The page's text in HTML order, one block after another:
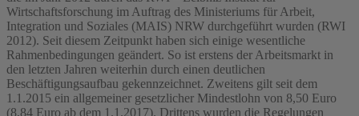
Wirtschaftsforschung im Auftrag des Ministeriums für Arbeit,
Integration und Soziales (MAIS) NRW durchgeführt wurden (RWI
2012). Seit diesem Zeitpunkt haben sich einige wesentliche
Rahmenbedingungen geändert. So ist erstens der Arbeitsmarkt in
den letzten Jahren weiterhin durch einen deutlichen
Beschäftigungsaufbau gekennzeichnet. Zweitens gilt seit dem
1.1.2015 ein allgemeiner gesetzlicher Mindestlohn von 8,50 Euro
(8,84 Euro ab dem 1.1.2017). Drittens wurden die Regelungen